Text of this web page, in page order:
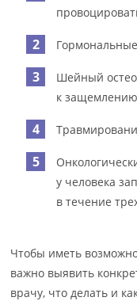
Шейный
к
у человека
в течение
Чтобы иметь
важно выявить
врачу, что делать и